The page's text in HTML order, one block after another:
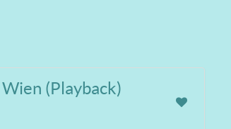
(Playback)